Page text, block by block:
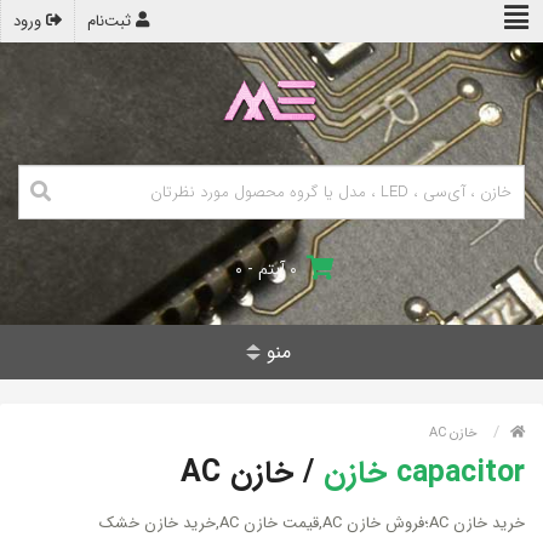
ورود ثبت‌نام
۰ آیتم - ۰
منو
خازن AC
capacitor خازن / خازن AC
خرید خازن AC؛فروش خازن AC,قیمت خازن AC,خرید خازن خشک